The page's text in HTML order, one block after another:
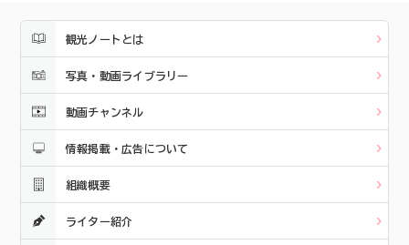
観光ノートとは
写真・動画ライブラリー
動画チャンネル
情報掲載・広告について
組織概要
ライター紹介